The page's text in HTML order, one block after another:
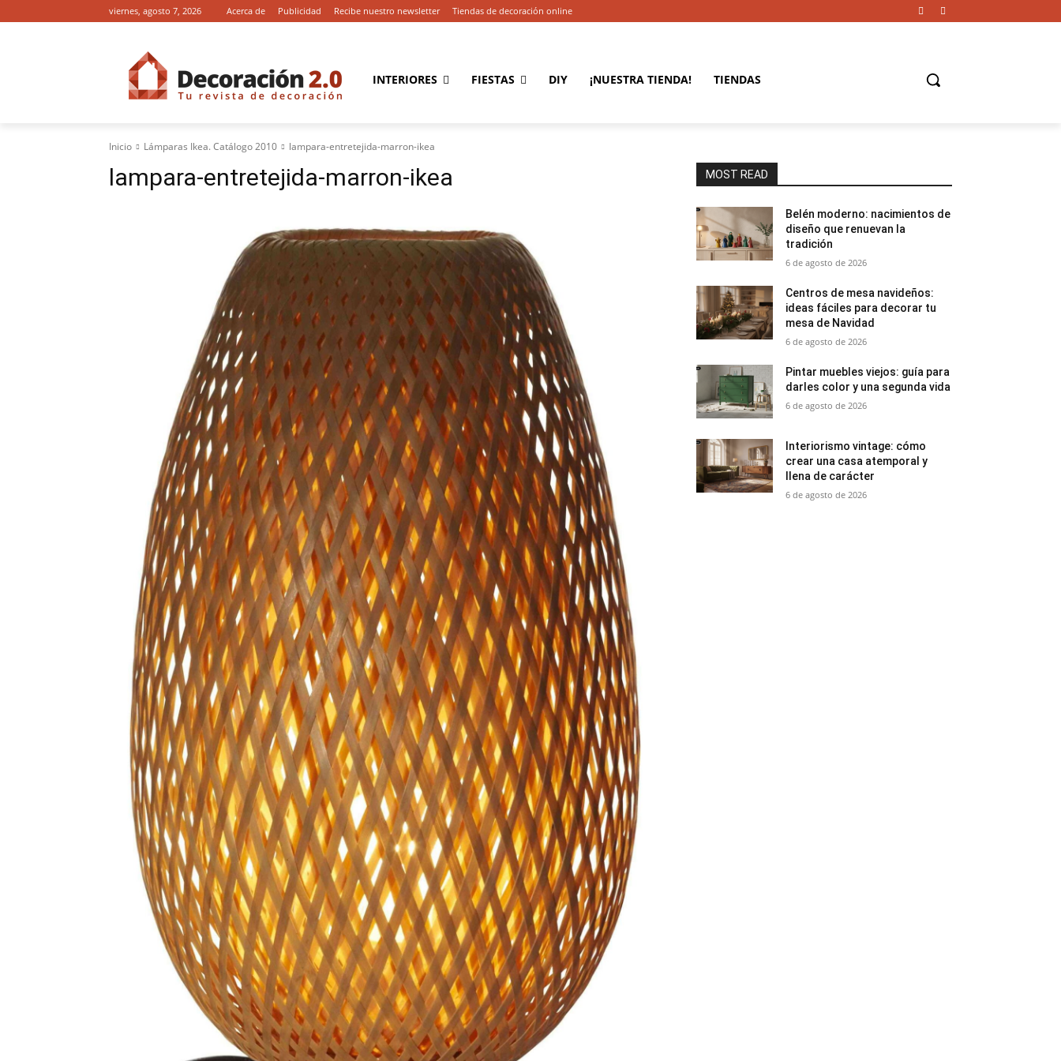
viernes, agosto 7, 2026 Acerca de Publicidad Recibe nuestro newsletter Tiendas de decoración online
INTERIORES FIESTAS DIY ¡NUESTRA TIENDA! TIENDAS
Inicio Lámparas Ikea. Catálogo 2010 lampara-entretejida-marron-ikea
lampara-entretejida-marron-ikea MOST READ
Belén moderno: nacimientos de
diseño que renuevan la
tradición
6 de agosto de 2026
Centros de mesa navideños:
ideas fáciles para decorar tu
mesa de Navidad
6 de agosto de 2026
Pintar muebles viejos: guía para
darles color y una segunda vida
6 de agosto de 2026
Interiorismo vintage: cómo
crear una casa atemporal y
llena de carácter
6 de agosto de 2026